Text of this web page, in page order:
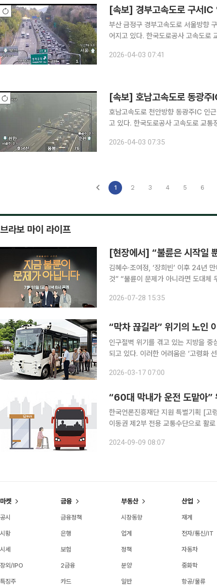
[속보] 경부고속도로 구서IC
부산 금정구 경부고속도로 서울방향
어지고 있다. 한국도로공사 고속도로 교통정보에 따르면 3일 오전 7시 30분께 구서IC~영락IC (영
다. 이 구간 평균 속도는 시속 47km
2026-04-03 07:41
[속보] 호남고속도로 동광주
호남고속도로 천안방향 동광주IC 인
고 있다. 한국도로공사 고속도로 교통정보에 따르면 3일 오전 6시 25분께 동광주IC~용봉IC 구간
까지 떨어졌다. 사고 여파로
2026-04-03 07:35
1 2 3 4 5 6
브라보 마이 라이프
[현장에서] “불륜은 시작일
김혜수·조여정, ‘장희빈’ 이후 24년 만에 재회 이창희 감독 “내 작품 중 가장 대
것” “불륜이 문제가 아니라면 도대체 무엇이 문제일까?” 완벽해 보이던 두 가족의 일상이 불륜설을
핍을 감춘 이웃으로 만나 예측 불가능
2026-07-28 15:35
“막차 끊길라” 위기의 노인
인구절벽 위기를 겪고 있는 지방을 중
되고 있다. 이러한 어려움은 ‘고령화
답형 교통서비스다. 버스와 콜택시를
2026-03-17 07:00
“60대 막내가 운전 도맡아”
한국언론진흥재단 지원 특별기획 [고
이동권 제2부 전용 교통수단으로 활
70대 여성이 운전면허 반납에 대한
2024-09-09 08:07
마켓
공시
시황
시세
장외/IPO
특징주
금융
금융정책
은행
보험
2금융
카드
부동산
시장동향
업계
정책
분양
일반
산업
재계
전자/통신/IT
자동차
중화학
항공/물류